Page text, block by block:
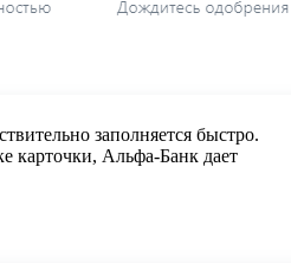
заполняется быстро.
карточки, Альфа-Банк дает